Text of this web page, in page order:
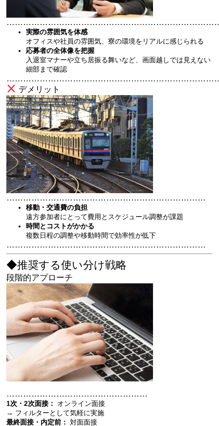
実際の雰囲気を体感
オフィスや社員の雰囲気、寮の環境をリアルに感じられる
応募者の全体像を把握
入退室マナーや立ち居振る舞いなど、画面越しでは見えない
細部まで確認
デメリット
………………………………………………………………
移動・交通費の負担
遠方参加者にとって費用とスケジュール調整が課題
時間とコストがかかる
複数日程の調整や移動時間で効率性が低下
………………………………………………………………
◆推奨する使い分け戦略
段階的アプローチ
……………………………………………
1次・2次面接：
オンライン面接
→ フィルターとして気軽に実施
最終面接・内定前： 対面面接